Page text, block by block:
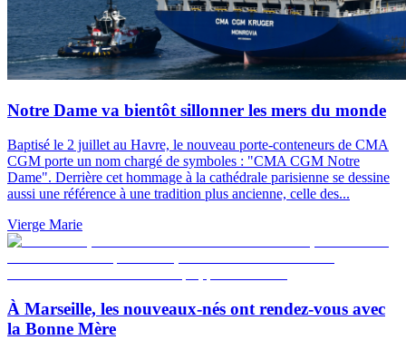
Notre Dame va bientôt sillonner les mers du monde
Baptisé le 2 juillet au Havre, le nouveau porte-conteneurs de CMA
CGM porte un nom chargé de symboles : "CMA CGM Notre
Dame". Derrière cet hommage à la cathédrale parisienne se dessine
aussi une référence à une tradition plus ancienne, celle des...
Vierge Marie
À Marseille, les nouveaux-nés ont rendez-vous avec
la Bonne Mère